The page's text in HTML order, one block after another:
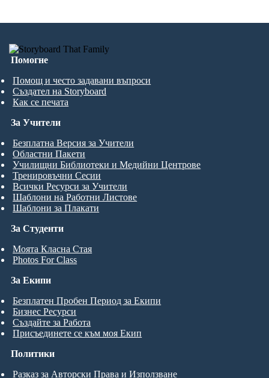
Помогне
Помощ и често задавани въпроси
Създател на Storyboard
Как се печата
За Студенти
Моята Класна Стая
Photos For Class
За Учители
Безплатна Версия за Учители
Областни Пакети
Училищни Библиотеки и Медийни Центрове
Тренировъчни Сесии
Всички Ресурси за Учители
Шаблони на Работни Листове
Шаблони за Плакати
За Екипи
Безплатен Пробен Период за Екипи
Бизнес Ресурси
Създайте за Работа
Присъединете се към моя Екип
Политики
Разказ за Авторски Права и Използване